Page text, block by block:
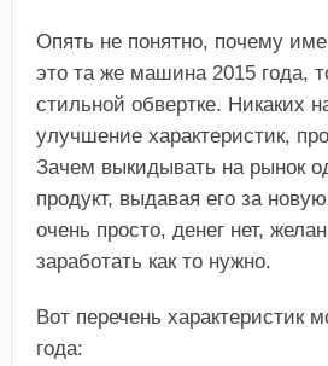
Опять не понятно, почему
это та же машина 2015 года,
стильной обвертке. Никаких
улучшение характеристик,
Зачем выкидывать на рынок
продукт, выдавая его за
очень просто, денег нет,
заработать как то нужно.
Вот перечень характеристик
года: